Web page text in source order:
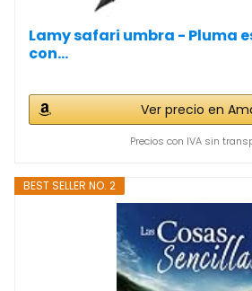
Lamy safari umbra - Pluma
con...
Ver precio en
Precios con IVA sin
BEST SELLER NO. 2